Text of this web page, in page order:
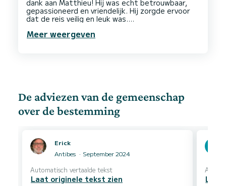
dank aan Matthieu! Hij was echt betrouwbaar,
gepassioneerd en vriendelijk. Hij zorgde ervoor
dat de reis veilig en leuk was.
Meer weergeven
De adviezen van de gemeenschap
over de bestemming
Erick
Antibes
September 2024
Automatisch vertaalde tekst
Laat originele tekst zien Laat